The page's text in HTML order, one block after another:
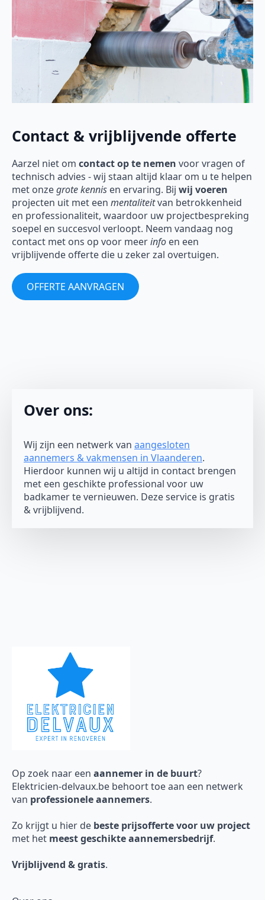
Contact & vrijblijvende offerte
Aarzel niet om contact op te nemen voor vragen of
technisch advies - wij staan altijd klaar om u te helpen
met onzegrote kennis en ervaring. Bij wij voeren
projecten uit met een mentaliteitvan betrokkenheid
en professionaliteit, waardoor uw projectbespreking
soepel en succesvol verloopt. Neem vandaag nog
contact met ons op voor meerinfo en een
vrijblijvende offerte die u zeker zal overtuigen.
OFFERTE AANVRAGEN
Over ons:
Wij zijn een netwerk van aangesloten
aannemers & vakmensen in Vlaanderen.
Hierdoor kunnen wij u altijd in contact brengen
met een geschikte professional voor uw
badkamer te vernieuwen. Deze service is gratis
& vrijblijvend.
Op zoek naar een aannemer in de buurt?
Elektricien-delvaux.be behoort toe aan een netwerk
van professionele aannemers.
Zo krijgt u hier de beste prijsofferte voor uw project
met het meest geschikte aannemersbedrijf.
Vrijblijvend & gratis.